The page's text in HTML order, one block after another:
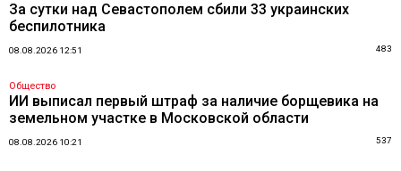
За сутки над Севастополем сбили 33 украинских
беспилотника
08.08.2026 12:51 483
Общество
ИИ выписал первый штраф за наличие борщевика на
земельном участке в Московской области
08.08.2026 10:21 537